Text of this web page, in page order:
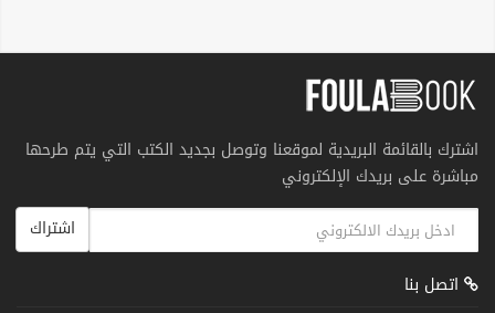
اشترك بالقائمة البريدية لموقعنا وتوصل بجديد الكتب التي يتم طرحها
مباشرة على بريدك الإلكتروني
اشتراك
اتصل بنا